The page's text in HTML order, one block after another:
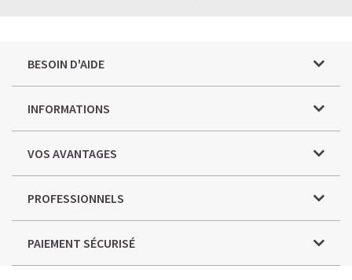
BESOIN D'AIDE
INFORMATIONS
VOS AVANTAGES
PROFESSIONNELS
PAIEMENT SÉCURISÉ